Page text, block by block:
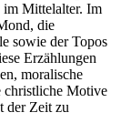
im Mittelalter. Im
die
sowie der Topos
Erzählungen
moralische
christliche Motive
der Zeit zu